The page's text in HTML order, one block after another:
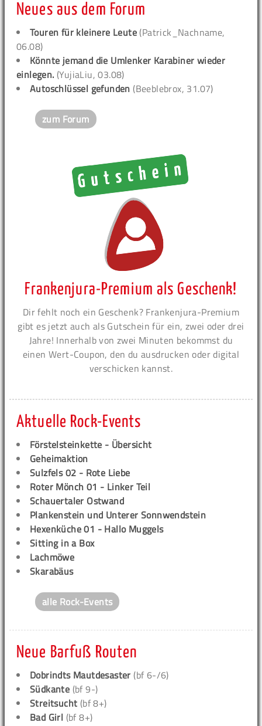
Neues aus dem Forum
Touren für kleinere Leute (Patrick_Nachname,
06.08)
Könnte jemand die Umlenker Karabiner wieder
einlegen. (YujiaLiu, 03.08)
Autoschlüssel gefunden (Beeblebrox, 31.07)
zum Forum
Frankenjura-Premium als Geschenk!
Dir fehlt noch ein Geschenk? Frankenjura-Premium
gibt es jetzt auch als Gutschein für ein, zwei oder drei
Jahre! Innerhalb von zwei Minuten bekommst du
einen Wert-Coupon, den du ausdrucken oder digital
verschicken kannst.
Aktuelle Rock-Events
Förstelsteinkette - Übersicht
Geheimaktion
Sulzfels 02 - Rote Liebe
Roter Mönch 01 - Linker Teil
Schauertaler Ostwand
Plankenstein und Unterer Sonnwendstein
Hexenküche 01 - Hallo Muggels
Sitting in a Box
Lachmöwe
Skarabäus
alle Rock-Events
Neue Barfuß Routen
Dobrindts Mautdesaster (bf 6-/6)
Südkante (bf 9-)
Streitsucht (bf 8+)
Bad Girl (bf 8+)